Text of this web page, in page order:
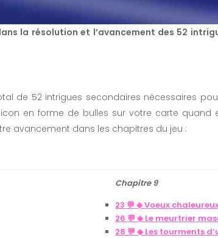
la résolution et l’avancement des 52
de 52 intrigues secondaires nécessaires
en forme de bulles sur votre carte quand
avancement dans les chapitres du jeu :
Chapitre 9
23 💬 ◈ Voeux
26 💬 ◈ Le meurtrier
28 💬 ◈ Les tourments